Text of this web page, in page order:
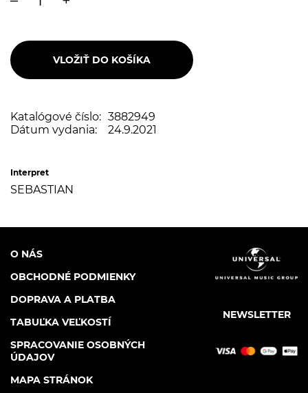
Katalógové číslo: 3882949
Dátum vydania:
24.9.2021
Interpret
SEBASTIAN
NEWSLETTER
O NÁS
OBCHODNÉ PODMIENKY
DOPRAVA A PLATBA
TABUĽKA VEĽKOSTÍ
SPRACOVANIE OSOBNÝCH
ÚDAJOV
MAPA STRÁNOK